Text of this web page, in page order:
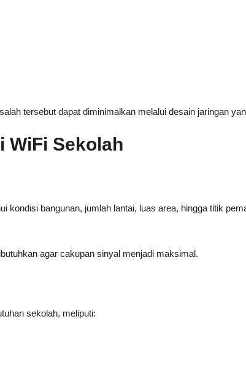
tersebut dapat diminimalkan melalui desain jaringan
WiFi Sekolah
kondisi bangunan, jumlah lantai, luas area, hingga titik
agar cakupan sinyal menjadi maksimal.
sekolah, meliputi: